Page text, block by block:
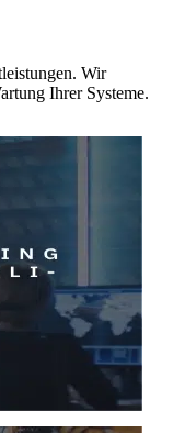
Wir
Ihrer Systeme.